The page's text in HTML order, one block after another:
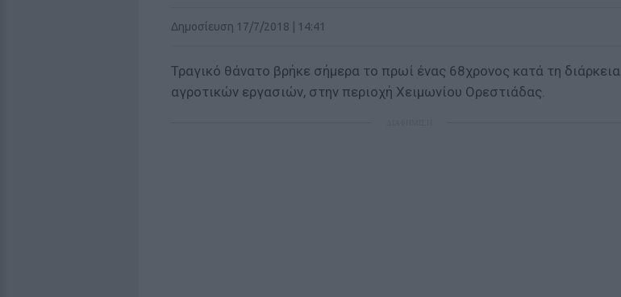
Δημοσίευση 17/7/2018 | 14:41
Τραγικό θάνατο βρήκε σήμερα το πρωί ένας 68χρονος κατά τη διάρκεια
αγροτικών εργασιών, στην περιοχή Χειμωνίου Ορεστιάδας.